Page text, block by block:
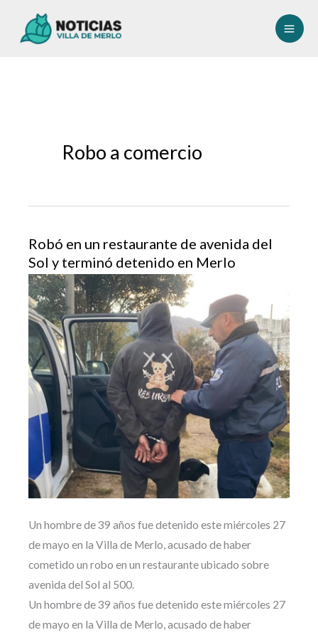
Robo a comercio
Robó en un restaurante de avenida del
Sol y terminó detenido en Merlo
Un hombre de 39 años fue detenido este miércoles 27
de mayo en la Villa de Merlo, acusado de haber
cometido un robo en un restaurante ubicado sobre
avenida del Sol al 500.
Un hombre de 39 años fue detenido este miércoles 27
de mayo en la Villa de Merlo, acusado de haber